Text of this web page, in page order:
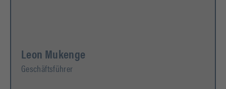
Leon Mukenge
Geschäftsführer